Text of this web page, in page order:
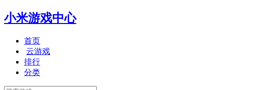
小米游戏中心
首页
云游戏
排行
分类